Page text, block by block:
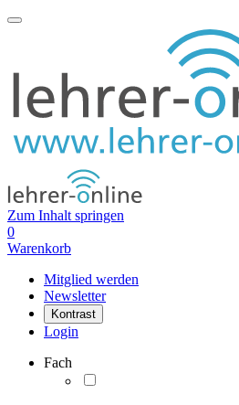
Zum Inhalt springen
0
Warenkorb
Mitglied werden
Newsletter
Kontrast
Login
Fach